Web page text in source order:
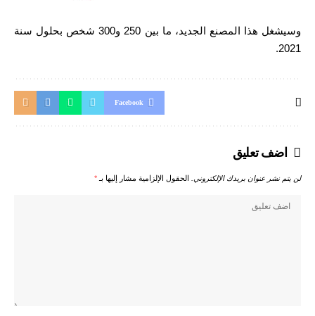
وسيشغل هذا المصنع الجديد، ما بين 250 و300 شخص بحلول سنة
2021.
Facebook
اضف تعليق
لن يتم نشر عنوان بريدك الإلكتروني. الحقول الإلزامية مشار إليها بـ *